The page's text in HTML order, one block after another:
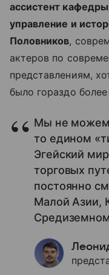
ассистент
управление и
Половников,
актеров по
представлениям,
было гораздо
Мы не можем
то едином
Эгейский
торговых
постоянно
Малой Азии,